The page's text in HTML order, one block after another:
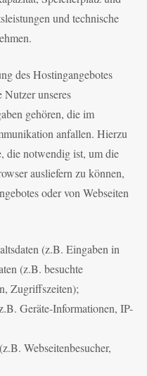
und technische
des Hostingangebotes
Nutzer unseres
gehören, die im
anfallen. Hierzu
die notwendig ist, um die
ausliefern zu können,
oder von Webseiten
(z.B. Eingaben in
(z.B. besuchte
Zugriffszeiten);
Geräte-Informationen, IP-
Webseitenbesucher,